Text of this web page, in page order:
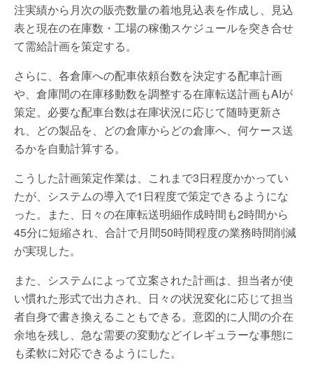
注実績から月次の販売数量の着地見込表を作成し、見込
表と現在の在庫数・工場の稼働スケジュールを突き合せ
て需給計画を策定する。
さらに、各倉庫への配車依頼台数を決定する配車計画
や、倉庫間の在庫移動数を調整する在庫転送計画もAIが
策定。必要な配車台数は在庫状況に応じて随時更新さ
れ、どの製品を、どの倉庫からどの倉庫へ、何ケース送
るかを自動計算する。
こうした計画策定作業は、これまで3日程度かかってい
たが、システムの導入で1日程度で策定できるようにな
った。また、日々の在庫転送明細作成時間も2時間から
45分に短縮され、合計で月間50時間程度の業務時間削減
が実現した。
また、システムによって立案された計画は、担当者が使
い慣れた形式で出力され、日々の状況変化に応じて担当
者自身で書き換えることもできる。意図的に人間の介在
余地を残し、急な需要の変動などイレギュラーな事態に
も柔軟に対応できるようにした。